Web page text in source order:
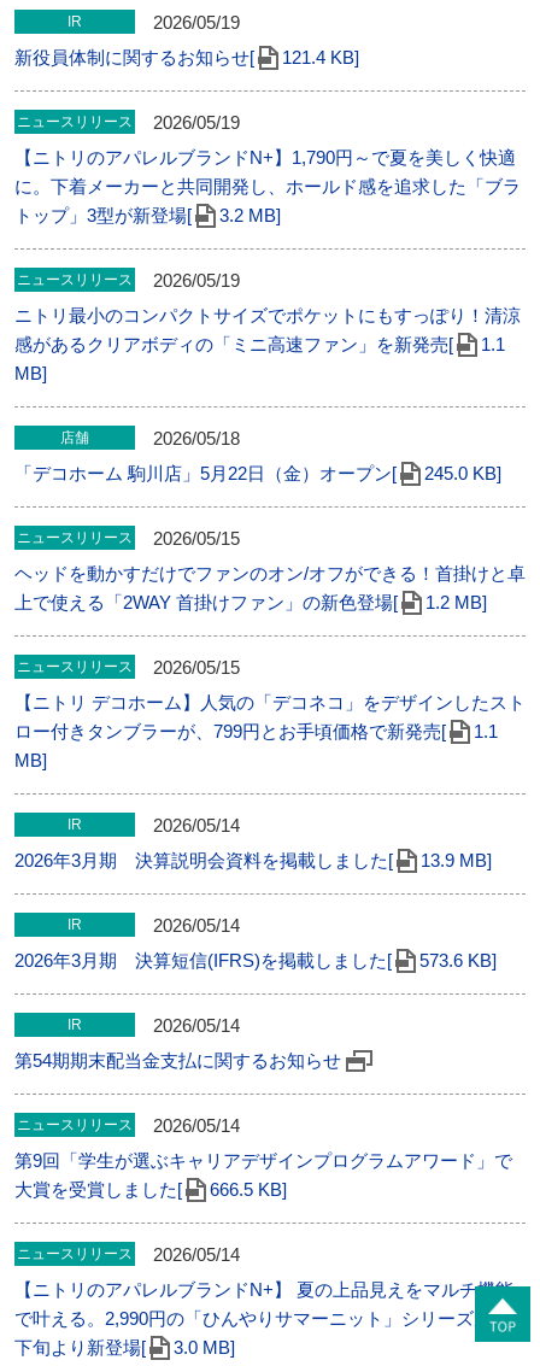
IR
2026/05/19
新役員体制に関するお知らせ[
121.4 KB]
ニュースリリース
2026/05/19
【ニトリのアパレルブランドN+】1,790円～で夏を美しく快適
に。下着メーカーと共同開発し、ホールド感を追求した「ブラ
トップ」3型が新登場[
3.2 MB]
ニュースリリース
2026/05/19
ニトリ最小のコンパクトサイズでポケットにもすっぽり！清涼
感があるクリアボディの「ミニ高速ファン」を新発売[
1.1
MB]
店舗
2026/05/18
「デコホーム 駒川店」5月22日（金）オープン[
245.0 KB]
ニュースリリース
2026/05/15
ヘッドを動かすだけでファンのオン/オフができる！首掛けと卓
上で使える「2WAY 首掛けファン」の新色登場[
1.2 MB]
ニュースリリース
2026/05/15
【ニトリ デコホーム】人気の「デコネコ」をデザインしたスト
ロー付きタンブラーが、799円とお手頃価格で新発売[
1.1
MB]
IR
2026/05/14
2026年3月期 決算説明会資料を掲載しました[
13.9 MB]
IR
2026/05/14
2026年3月期 決算短信(IFRS)を掲載しました[
573.6 KB]
IR
2026/05/14
第54期期末配当金支払に関するお知らせ
ニュースリリース
2026/05/14
第9回「学生が選ぶキャリアデザインプログラムアワード」で
大賞を受賞しました[
666.5 KB]
ニュースリリース
2026/05/14
【ニトリのアパレルブランドN+】 夏の上品見えをマルチ機能
で叶える。2,990円の「ひんやりサマーニット」シリーズが4月
下旬より新登場[
3.0 MB]